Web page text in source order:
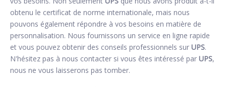
obtenu le certificat de norme internationale, mais nous
pouvons également répondre à vos besoins en matière de
personnalisation. Nous fournissons un service en ligne rapide
et vous pouvez obtenir des conseils professionnels sur UPS.
N'hésitez pas à nous contacter si vous êtes intéressé par UPS,
nous ne vous laisserons pas tomber.